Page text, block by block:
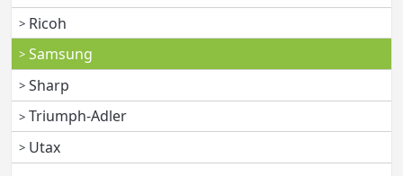
Ricoh
Samsung
Sharp
Triumph-Adler
Utax